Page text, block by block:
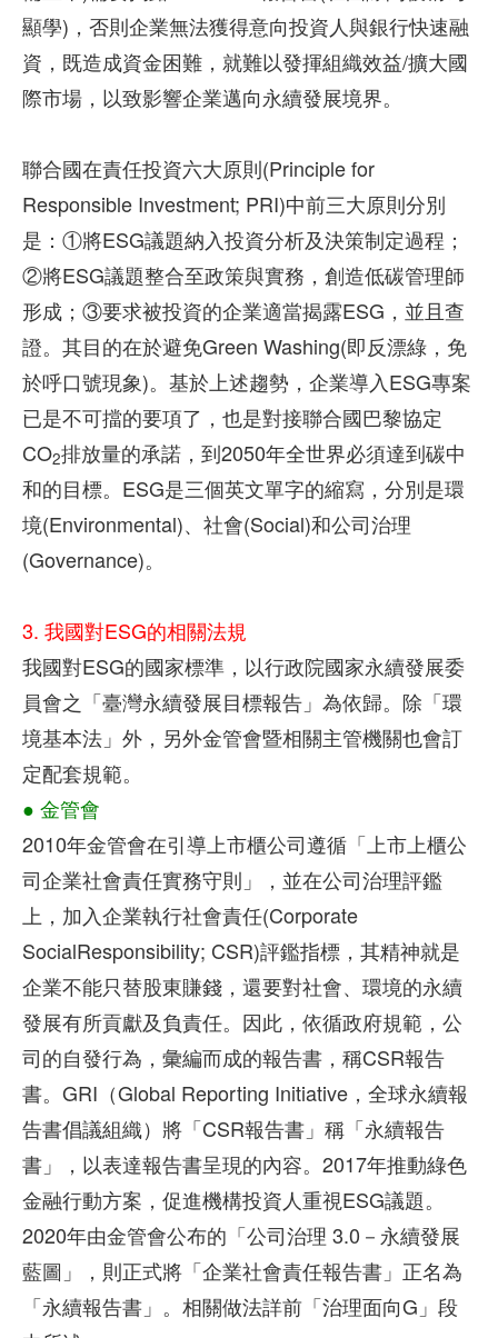
顯學)，否則企業無法獲得意向投資人與銀行快速融
資，既造成資金困難，就難以發揮組織效益/擴大國
際市場，以致影響企業邁向永續發展境界。
聯合國在責任投資六大原則(Principle for
Responsible Investment; PRI)中前三大原則分別
是：①將ESG議題納入投資分析及決策制定過程；
②將ESG議題整合至政策與實務，創造低碳管理師
形成；③要求被投資的企業適當揭露ESG，並且查
證。其目的在於避免Green Washing(即反漂綠，免
於呼口號現象)。基於上述趨勢，企業導入ESG專案
已是不可擋的要項了，也是對接聯合國巴黎協定
CO2排放量的承諾，到2050年全世界必須達到碳中
和的目標。ESG是三個英文單字的縮寫，分別是環
境(Environmental)、社會(Social)和公司治理
(Governance)。
3. 我國對ESG的相關法規
我國對ESG的國家標準，以行政院國家永續發展委
員會之「臺灣永續發展目標報告」為依歸。除「環
境基本法」外，另外金管會暨相關主管機關也會訂
定配套規範。
● 金管會
2010年金管會在引導上市櫃公司遵循「上市上櫃公
司企業社會責任實務守則」，並在公司治理評鑑
上，加入企業執行社會責任(Corporate
SocialResponsibility; CSR)評鑑指標，其精神就是
企業不能只替股東賺錢，還要對社會、環境的永續
發展有所貢獻及負責任。因此，依循政府規範，公
司的自發行為，彙編而成的報告書，稱CSR報告
書。GRI（Global Reporting Initiative，全球永續報
告書倡議組織）將「CSR報告書」稱「永續報告
書」，以表達報告書呈現的內容。2017年推動綠色
金融行動方案，促進機構投資人重視ESG議題。
2020年由金管會公布的「公司治理 3.0－永續發展
藍圖」，則正式將「企業社會責任報告書」正名為
「永續報告書」。相關做法詳前「治理面向G」段